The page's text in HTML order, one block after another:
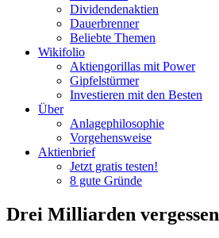
Dividendenaktien
Dauerbrenner
Beliebte Themen
Wikifolio
Aktiengorillas mit Power
Gipfelstürmer
Investieren mit den Besten
Über
Anlagephilosophie
Vorgehensweise
Aktienbrief
Jetzt gratis testen!
8 gute Gründe
Drei Milliarden vergessen